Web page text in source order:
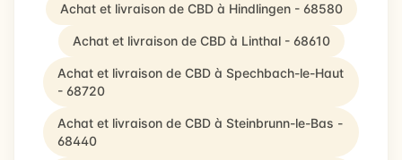
Achat et livraison de CBD à Hindlingen - 68580
Achat et livraison de CBD à Linthal - 68610
Achat et livraison de CBD à Spechbach-le-Haut
- 68720
Achat et livraison de CBD à Steinbrunn-le-Bas -
68440